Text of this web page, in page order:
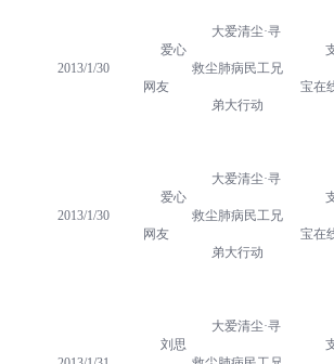
2013/1/30
爱心
网友
大爱清尘·寻
救尘肺病民工兄
弟大行动
支
宝在
2013/1/30
爱心
网友
大爱清尘·寻
救尘肺病民工兄
弟大行动
支
宝在
刘思
大爱清尘·寻
支